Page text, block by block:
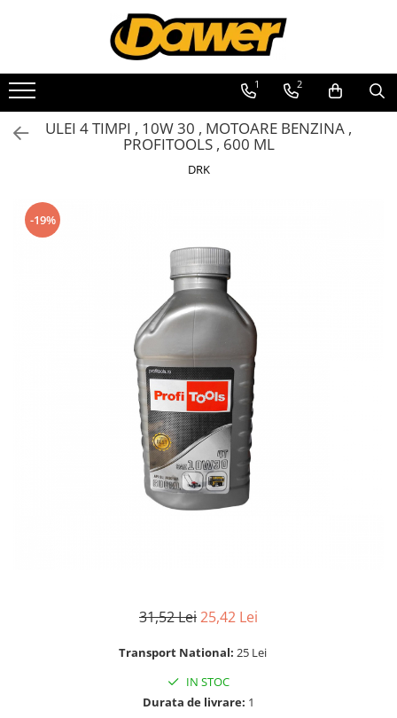
Toate Produsele
Pompe apă și Hidrofoare
Pompe submersibile
Pompe apa murdara
Scule și Unelte electrice
Accesorii masini de gaurit
Masini de gaurit si insurubat
Circulare si fierastraie electrice
Masini de slefuit si polisat
Motoburghie si Burghie
Acumulatori si incarcatoare
1 2
ULEI 4 TIMPI , 10W 30 , MOTOARE BENZINA ,
PROFITOOLS , 600 ML
DRK
-19%
31,52 Lei25,42 Lei
Transport National: 25 Lei
IN STOC
Durata de livrare: 1